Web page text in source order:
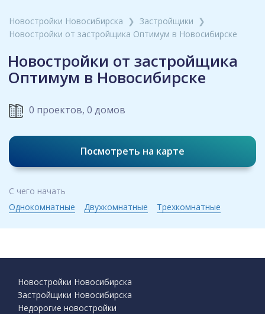
Новостройки Новосибирска ❯ Застройщики ❯
Новостройки от застройщика Оптимум в Новосибирске
Новостройки от застройщика
Оптимум в Новосибирске
0 проектов, 0 домов
Посмотреть на карте
С чего начать
Однокомнатные
Двухкомнатные Трехкомнатные
Новостройки Новосибирска
Застройщики Новосибирска
Недорогие новостройки